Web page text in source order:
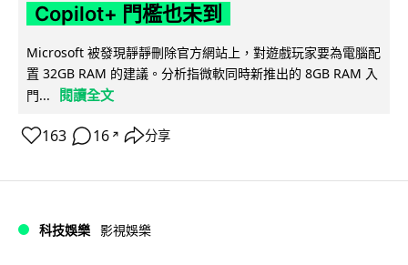
Copilot+ 門檻也未到
Microsoft 被發現靜靜刪除官方網站上，對遊戲玩家要為電腦配
置 32GB RAM 的建議。分析指微軟同時新推出的 8GB RAM 入
門...
閱讀全文
163 16 ↗ 分享
科技娛樂 影視娛樂